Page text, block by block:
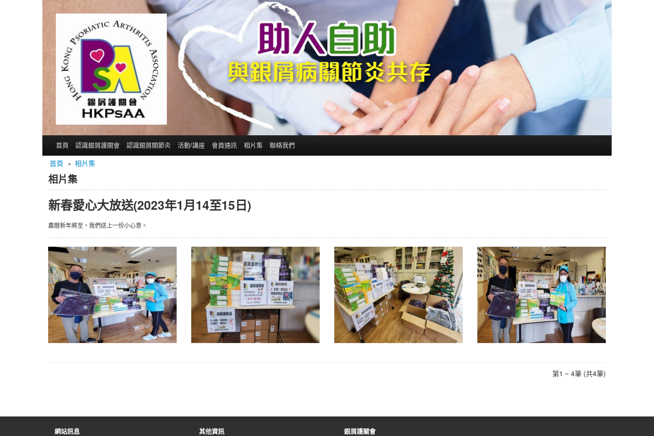
首頁 認識銀屑護關會 認識銀屑關節炎 活動/講座 會員通訊 相片集 聯絡我們
首頁 » 相片集
相片集
新春愛心大放送(2023年1月14至15日)
農曆新年將至，我們送上一份小心意。
第1 ~ 4筆 (共4筆)
網站訊息 其他資訊
銀屑護關會